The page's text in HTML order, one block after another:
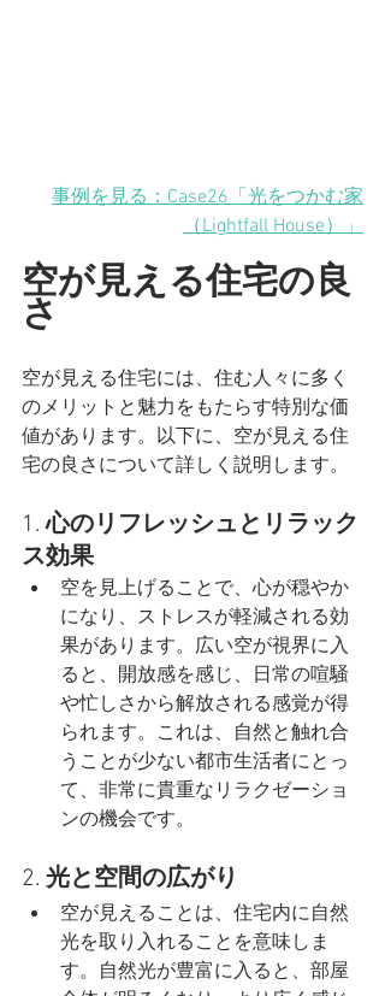
事例を見る：Case26「光をつかむ家
（Lightfall House）」
空が見える住宅の良
さ
空が見える住宅には、住む人々に多く
のメリットと魅力をもたらす特別な価
値があります。以下に、空が見える住
宅の良さについて詳しく説明します。
1. 心のリフレッシュとリラック
ス効果
空を見上げることで、心が穏やか
になり、ストレスが軽減される効
果があります。広い空が視界に入
ると、開放感を感じ、日常の喧騒
や忙しさから解放される感覚が得
られます。これは、自然と触れ合
うことが少ない都市生活者にとっ
て、非常に貴重なリラクゼーショ
ンの機会です。
2. 光と空間の広がり
空が見えることは、住宅内に自然
光を取り入れることを意味しま
す。自然光が豊富に入ると、部屋